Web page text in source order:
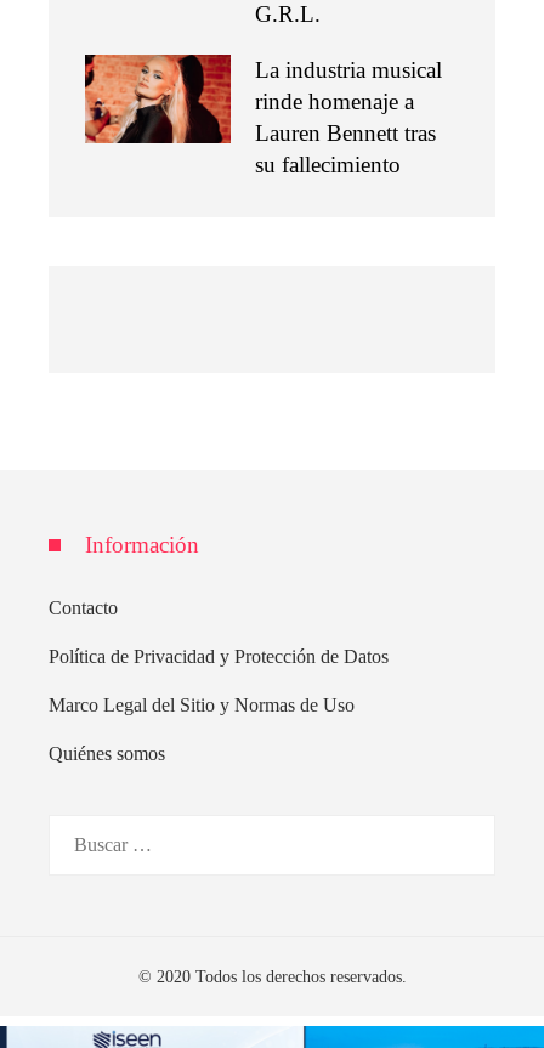
G.R.L.
La industria musical
rinde homenaje a
Lauren Bennett tras
su fallecimiento
Información
Contacto
Política de Privacidad y Protección de Datos
Marco Legal del Sitio y Normas de Uso
Quiénes somos
© 2020 Todos los derechos reservados.